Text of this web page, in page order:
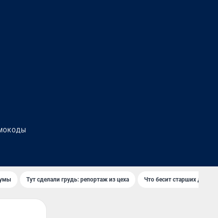
Тут сделали грудь: репортаж из цеха Что бесит старших детей